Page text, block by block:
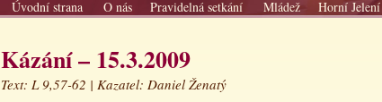
Úvodní strana O nás Pravidelná setkání Mládež Horní Jelení
Kázání – 15.3.2009
Text: L 9,57-62 | Kazatel: Daniel Ženatý